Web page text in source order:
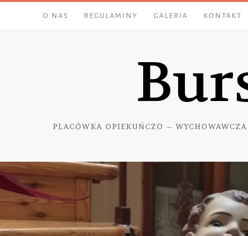
O NAS REGULAMINY GALERIA KONTAKT
PLACÓWKA OPIEKUŃCZO –